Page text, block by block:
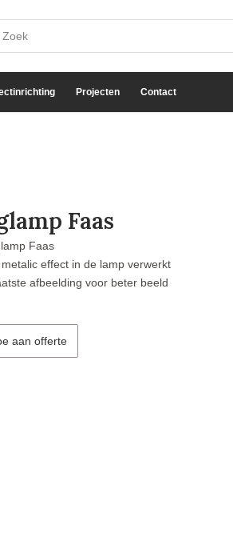
Projecten Contact
Faas
Faas
effect in de lamp verwerkt
afbeelding voor beter beeld
aan offerte